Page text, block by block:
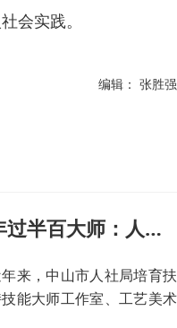
会实践。
编辑： 张胜强
年过半百大师：人才是红木产业最大瓶颈|大国工匠湾区行
来，中山市人社局培育扶
能大师工作室、工艺美术